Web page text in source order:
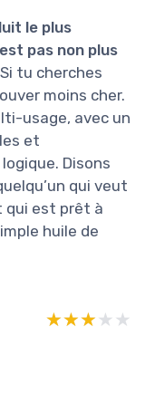
le plus
pas non plus
tu cherches
moins cher.
usage, avec un
et
Disons
qui veut
qui est prêt à
huile de
★★★★★
★★★★★